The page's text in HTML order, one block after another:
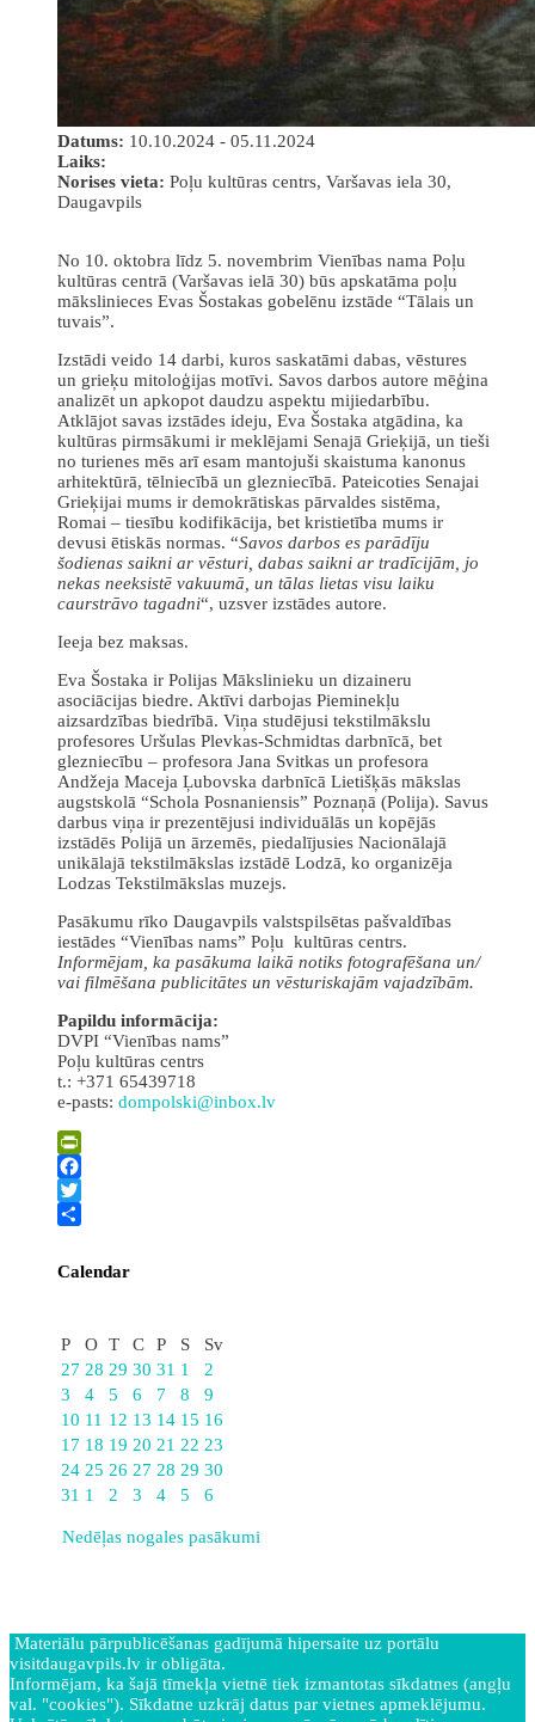
Datums: 10.10.2024 - 05.11.2024
Laiks:
Norises vieta: Poļu kultūras centrs, Varšavas iela 30,
Daugavpils
No 10. oktobra līdz 5. novembrim Vienības nama Poļu
kultūras centrā (Varšavas ielā 30) būs apskatāma poļu
mākslinieces Evas Šostakas gobelēnu izstāde “Tālais un
tuvais”.
Izstādi veido 14 darbi, kuros saskatāmi dabas, vēstures
un grieķu mitoloģijas motīvi. Savos darbos autore mēģina
analizēt un apkopot daudzu aspektu mijiedarbību.
Atklājot savas izstādes ideju, Eva Šostaka atgādina, ka
kultūras pirmsākumi ir meklējami Senajā Grieķijā, un tieši
no turienes mēs arī esam mantojuši skaistuma kanonus
arhitektūrā, tēlniecībā un glezniecībā. Pateicoties Senajai
Grieķijai mums ir demokrātiskas pārvaldes sistēma,
Romai – tiesību kodifikācija, bet kristietība mums ir
devusi ētiskās normas. “Savos darbos es parādīju
šodienas saikni ar vēsturi, dabas saikni ar tradīcijām, jo
nekas neeksistē vakuumā, un tālas lietas visu laiku
caurstrāvo tagadni“, uzsver izstādes autore.
Ieeja bez maksas.
Eva Šostaka ir Polijas Mākslinieku un dizaineru
asociācijas biedre. Aktīvi darbojas Pieminekļu
aizsardzības biedrībā. Viņa studējusi tekstilmākslu
profesores Uršulas Plevkas-Schmidtas darbnīcā, bet
glezniecību – profesora Jana Svitkas un profesora
Andžeja Maceja Ļubovska darbnīcā Lietišķās mākslas
augstskolā “Schola Posnaniensis” Poznaņā (Polija). Savus
darbus viņa ir prezentējusi individuālās un kopējās
izstādēs Polijā un ārzemēs, piedalījusies Nacionālajā
unikālajā tekstilmākslas izstādē Lodzā, ko organizēja
Lodzas Tekstilmākslas muzejs.
Pasākumu rīko Daugavpils valstspilsētas pašvaldības
iestādes “Vienības nams” Poļu kultūras centrs.
Informējam, ka pasākuma laikā notiks fotografēšana un/
vai filmēšana publicitātes un vēsturiskajām vajadzībām.
Papildu informācija:
DVPI “Vienības nams”
Poļu kultūras centrs
t.: +371 65439718
e-pasts: dompolski@inbox.lv
PrintFriendly
Facebook
Twitter
Calendar
P
O T C P S
Sv
27 28 29 30 31 1
2
3
4 5 6 7 8
9
10 11 12 13 14 15 16
17 18 19 20 21 22 23
24 25 26 27 28 29 30
31 1 2 3 4 5 6
Nedēļas nogales pasākumi
Materiālu pārpublicēšanas gadījumā hipersaite uz portālu
visitdaugavpils.lv ir obligāta.
Informējam, ka šajā tīmekļa vietnē tiek izmantotas sīkdatnes (angļu
val. "cookies"). Sīkdatne uzkrāj datus par vietnes apmeklējumu.